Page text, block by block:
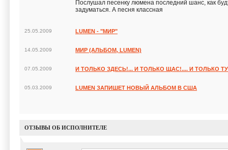
Послушал песенку люмена последний шанс, как
задуматься. А песня классная
25.05.2009 LUMEN - "МИР"
14.05.2009 МИР (АЛЬБОМ, LUMEN)
07.05.2009 И ТОЛЬКО ЗДЕСЬ!... И ТОЛЬКО ЩАС!.... И ТОЛЬКО
05.03.2009 LUMEN ЗАПИШЕТ НОВЫЙ АЛЬБОМ В США
ОТЗЫВЫ ОБ ИСПОЛНИТЕЛЕ